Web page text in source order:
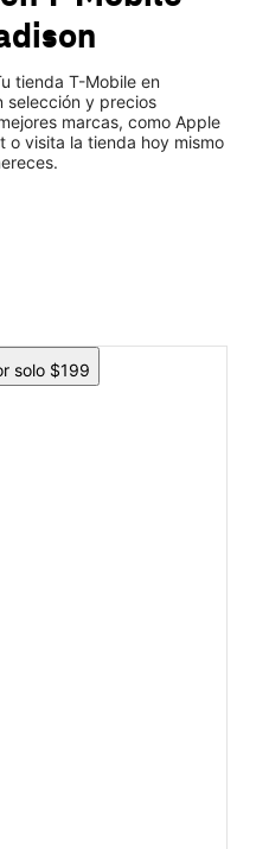
CA 92504
tienda T-Mobile en
selección y precios
marcas, como Apple
o visita la tienda hoy mismo
solo $199